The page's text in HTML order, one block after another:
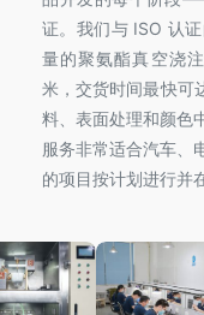
证。我们与 ISO 认
量的聚氨酯真空浇
米，交货时间最快可
料、表面处理和颜色
服务非常适合汽车、
的项目按计划进行并